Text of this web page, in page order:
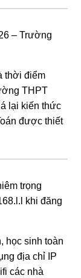
– Trường
thời điểm
THPT
lại kiến thức
được thiết
trọng
khi đăng
học sinh toàn
địa chỉ IP
các nhà